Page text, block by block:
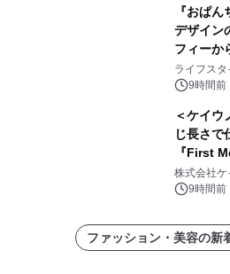
『おぱ
デザイン
フィーか
い、ポッ
ン。
ライフス
9時間前
＜ケイウ
じ長さで
『First
日(金)に
株式会社ケ
9時間前
ファッション・美容の新